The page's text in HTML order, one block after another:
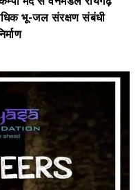
भू-जल संरक्षण संबंधी